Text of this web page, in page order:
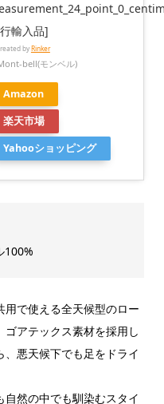
輸入品]
byRinker
bell(モンベル)
Amazon
楽天市場
Yahooショッピング
100%
で使える全天候型のロー
アテックス素材を採用し
悪天候下でも足をドライ
然の中でも馴染むスタイ